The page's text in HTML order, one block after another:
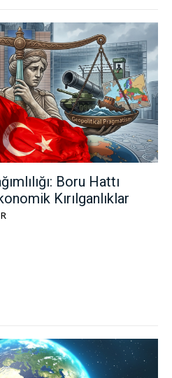
Boru Hattı
Kırılganlıklar